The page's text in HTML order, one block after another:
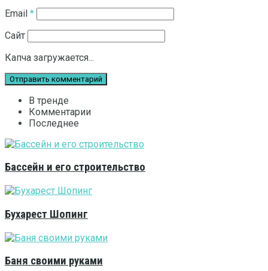
Email *
Сайт
Капча загружается...
В тренде
Комментарии
Последнее
Бассейн и его строительство
Бухарест Шопинг
Баня своими руками